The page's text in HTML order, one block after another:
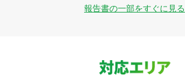
報告書の一部をすぐに見る
対応エリア